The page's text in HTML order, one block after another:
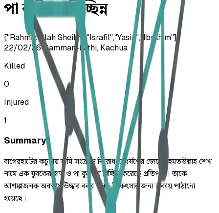
পা কুপিয়ে বিচ্ছিন্ন
["Rahmatullah Sheikh","Israfil","Yasin","Ibrahim"]
22/02/26• Samman-kathi, Kachua
Killed
0
Injured
1
Summary
বাগেরহাটের কচুয়ায় জমি সংক্রান্ত বিরোধ ও ধর্ষণের জেরে রহমতউল্লাহ শেখ
নামে এক যুবকের হাত ও পা কুপিয়ে বিচ্ছিন্ন করেছে প্রতিপক্ষ। তাকে
আশঙ্কাজনক অবস্থায় উদ্ধার করে উন্নত চিকিৎসার জন্য ঢাকায় পাঠানো
হয়েছে।